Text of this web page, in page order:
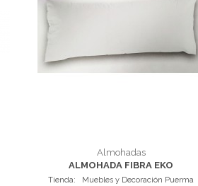
Almohadas
ALMOHADA FIBRA EKO
Tienda: Muebles y Decoración Puerma